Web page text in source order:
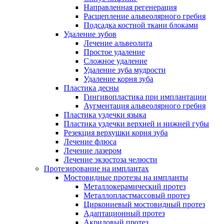
Направленная регенерация
Расщепление альвеолярного гребня
Подсадка костной ткани блоками
Удаление зубов
Лечение альвеолита
Простое удаление
Сложное удаление
Удаление зуба мудрости
Удаление корня зуба
Пластика десны
Гингивопластика при имплантации
Аугментация альвеолярного гребня
Пластика уздечки языка
Пластика уздечки верхней и нижней губы
Резекция верхушки корня зуба
Лечение флюса
Лечение лазером
Лечение экзостоза челюсти
Протезирование на имплантах
Мостовидные протезы на импланты
Металлокерамический протез
Металлопластмассовый протез
Циркониевый мостовидный протез
Адаптационный протез
Акриловый протез